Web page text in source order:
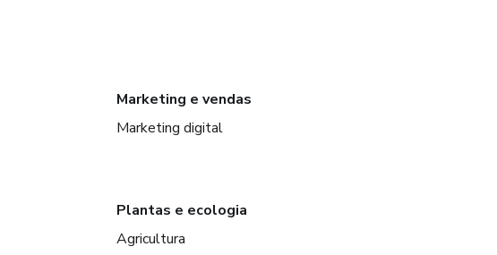
Marketing e vendas
Marketing digital
Plantas e ecologia
Agricultura